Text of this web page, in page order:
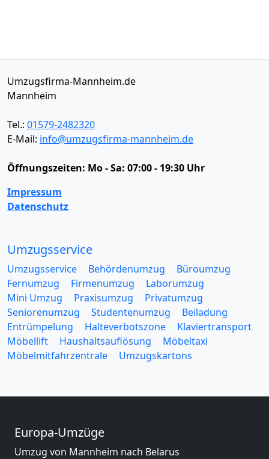
Umzugsfirma-Mannheim.de
Mannheim
Tel.: 01579-2482320
E-Mail: info@umzugsfirma-mannheim.de
Öffnungszeiten: Mo - Sa: 07:00 - 19:30 Uhr
Impressum
Datenschutz
Umzugsservice
Umzugsservice Behördenumzug
Büroumzug
Fernumzug
Firmenumzug
Laborumzug
Mini Umzug
Praxisumzug
Privatumzug
Seniorenumzug
Studentenumzug
Beiladung
Entrümpelung
Halteverbotszone
Klaviertransport
Möbellift
Haushaltsauflösung
Möbeltaxi
Möbelmitfahrzentrale
Umzugskartons
Europa-Umzüge
Umzug von Mannheim nach Belarus